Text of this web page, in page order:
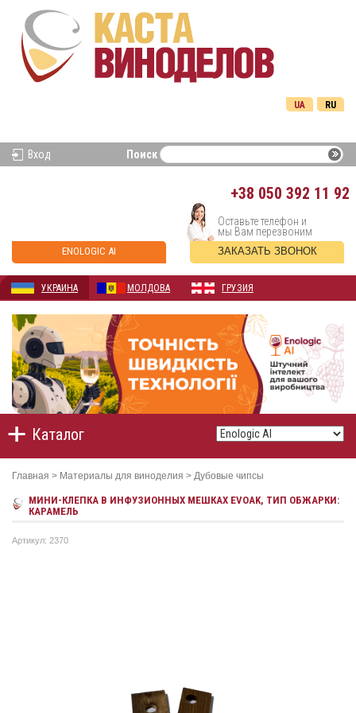
RU
UA
Вход Поиск
+38 050 392 11 92
ENOLOGIC AI
Оставьте телефон и
мы Вам перезвоним
ЗАКАЗАТЬ ЗВОНОК
УКРАИНА МОЛДОВА ГРУЗИЯ
Каталог
Главная > Материалы для виноделия > Дубовые чипсы
МИНИ-КЛЕПКА В ИНФУЗИОННЫХ МЕШКАХ EVOAK, ТИП ОБЖАРКИ:
КАРАМЕЛЬ
Артикул: 2370